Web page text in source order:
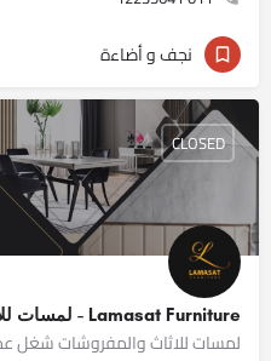
نجف و أضاءة
Lamasat Furniture - لمسات للاثاث المنزلي
لمسات للاثاث والمفروشات شغل
CLOSED